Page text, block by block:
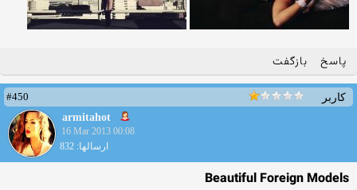
پاسخ بازگفت
کاربر
#450
armitahot
16 Mar 2013 00:08
ارسالها: 832
Beautiful Foreign Models